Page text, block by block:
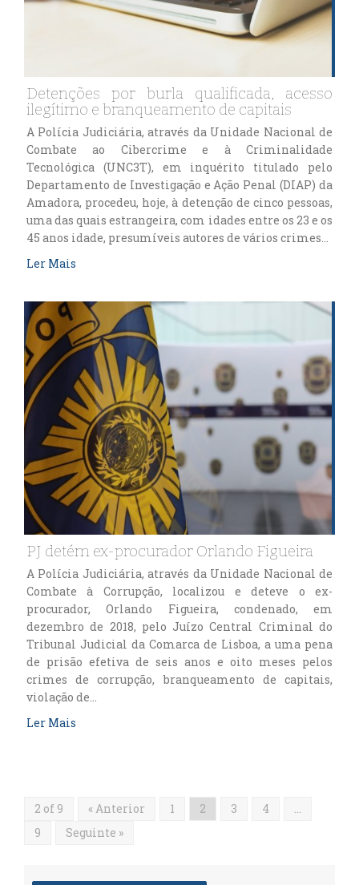
Detenções por burla qualificada, acesso
ilegítimo e branqueamento de capitais
A Polícia Judiciária, através da Unidade Nacional de
Combate ao Cibercrime e à Criminalidade
Tecnológica (UNC3T), em inquérito titulado pelo
Departamento de Investigação e Ação Penal (DIAP) da
Amadora, procedeu, hoje, à detenção de cinco pessoas,
uma das quais estrangeira, com idades entre os 23 e os
45 anos idade, presumíveis autores de vários crimes…
Ler Mais
PJ detém ex-procurador Orlando Figueira
A Polícia Judiciária, através da Unidade Nacional de
Combate à Corrupção, localizou e deteve o ex-
procurador, Orlando Figueira, condenado, em
dezembro de 2018, pelo Juízo Central Criminal do
Tribunal Judicial da Comarca de Lisboa, a uma pena
de prisão efetiva de seis anos e oito meses pelos
crimes de corrupção, branqueamento de capitais,
violação de…
Ler Mais
2 of 9 « Anterior 1 2 3 4
…
9
Seguinte »